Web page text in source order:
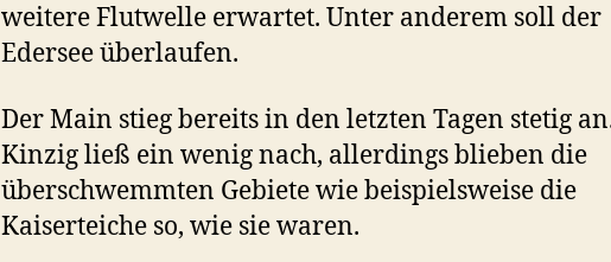
weitere Flutwelle erwartet. Unter anderem soll der
Edersee überlaufen.
Der Main stieg bereits in den letzten Tagen stetig
Kinzig ließ ein wenig nach, allerdings blieben die
überschwemmten Gebiete wie beispielsweise die
Kaiserteiche so, wie sie waren.